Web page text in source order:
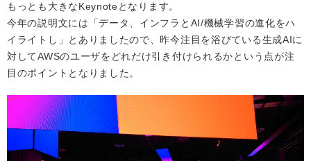
もっとも大きなKeynoteとなります。
今年の説明文には「データ、インフラとAI/機械学習の進化をハ
イライトし」とありましたので、昨今注目を浴びている生成AIに
対してAWSのユーザをどれだけ引き付けられるかという点が注
目のポイントとなりました。